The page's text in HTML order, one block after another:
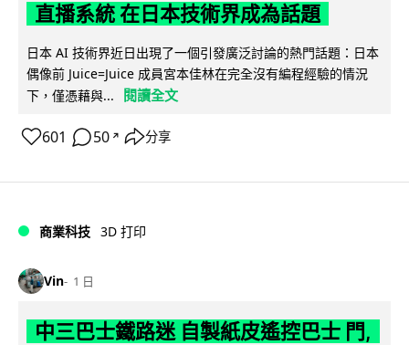
直播系統 在日本技術界成為話題
日本 AI 技術界近日出現了一個引發廣泛討論的熱門話題：日本
偶像前 Juice=Juice 成員宮本佳林在完全沒有編程經驗的情況
下，僅憑藉與...
閱讀全文
601 50 ↗ 分享
商業科技 3D 打印
Vin 1 日
中三巴士鐵路迷 自製紙皮遙控巴士 門,